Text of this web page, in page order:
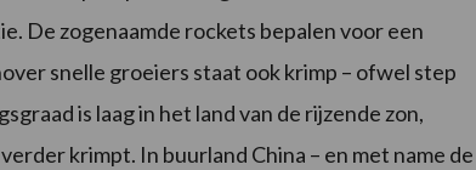
De zogenaamde rockets bepalen voor een
snelle groeiers staat ook krimp – ofwel step
is laag in het land van de rijzende zon,
krimpt. In buurland China – en met name de